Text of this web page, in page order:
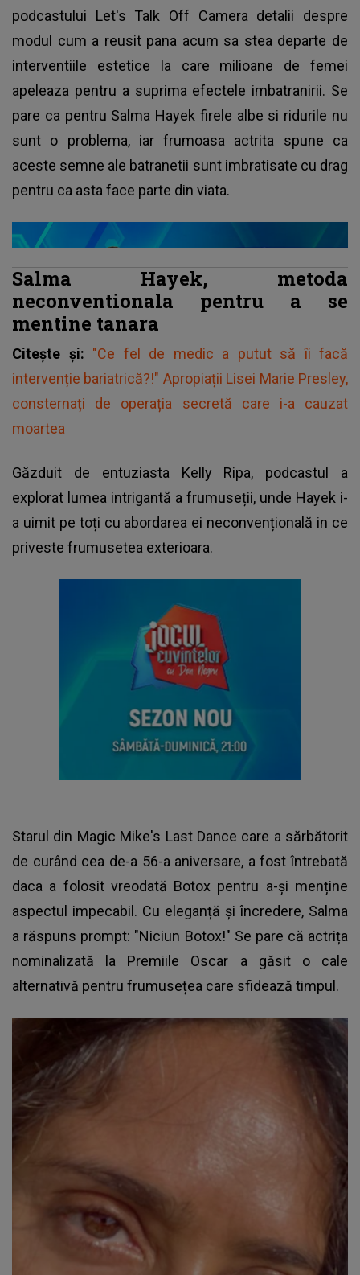
podcastului Let's Talk Off Camera detalii despre
modul cum a reusit pana acum sa stea departe de
interventiile estetice la care milioane de femei
apeleaza pentru a suprima efectele imbatranirii. Se
pare ca pentru Salma Hayek firele albe si ridurile nu
sunt o problema, iar frumoasa actrita spune ca
aceste semne ale batranetii sunt imbratisate cu drag
pentru ca asta face parte din viata.
Salma Hayek, metoda
neconventionala pentru a se
mentine tanara
Citește și: "Ce fel de medic a putut să îi facă
intervenție bariatrică?!" Apropiații Lisei Marie Presley,
consternați de operația secretă care i-a cauzat
moartea
Găzduit de entuziasta Kelly Ripa, podcastul a
explorat lumea intrigantă a frumuseții, unde Hayek i-
a uimit pe toți cu abordarea ei neconvențională in ce
priveste frumusetea exterioara.
Starul din Magic Mike's Last Dance care a sărbătorit
de curând cea de-a 56-a aniversare, a fost întrebată
daca a folosit vreodată Botox pentru a-și menține
aspectul impecabil. Cu eleganță și încredere, Salma
a răspuns prompt: "Niciun Botox!" Se pare că actrița
nominalizată la Premiile Oscar a găsit o cale
alternativă pentru frumusețea care sfidează timpul.